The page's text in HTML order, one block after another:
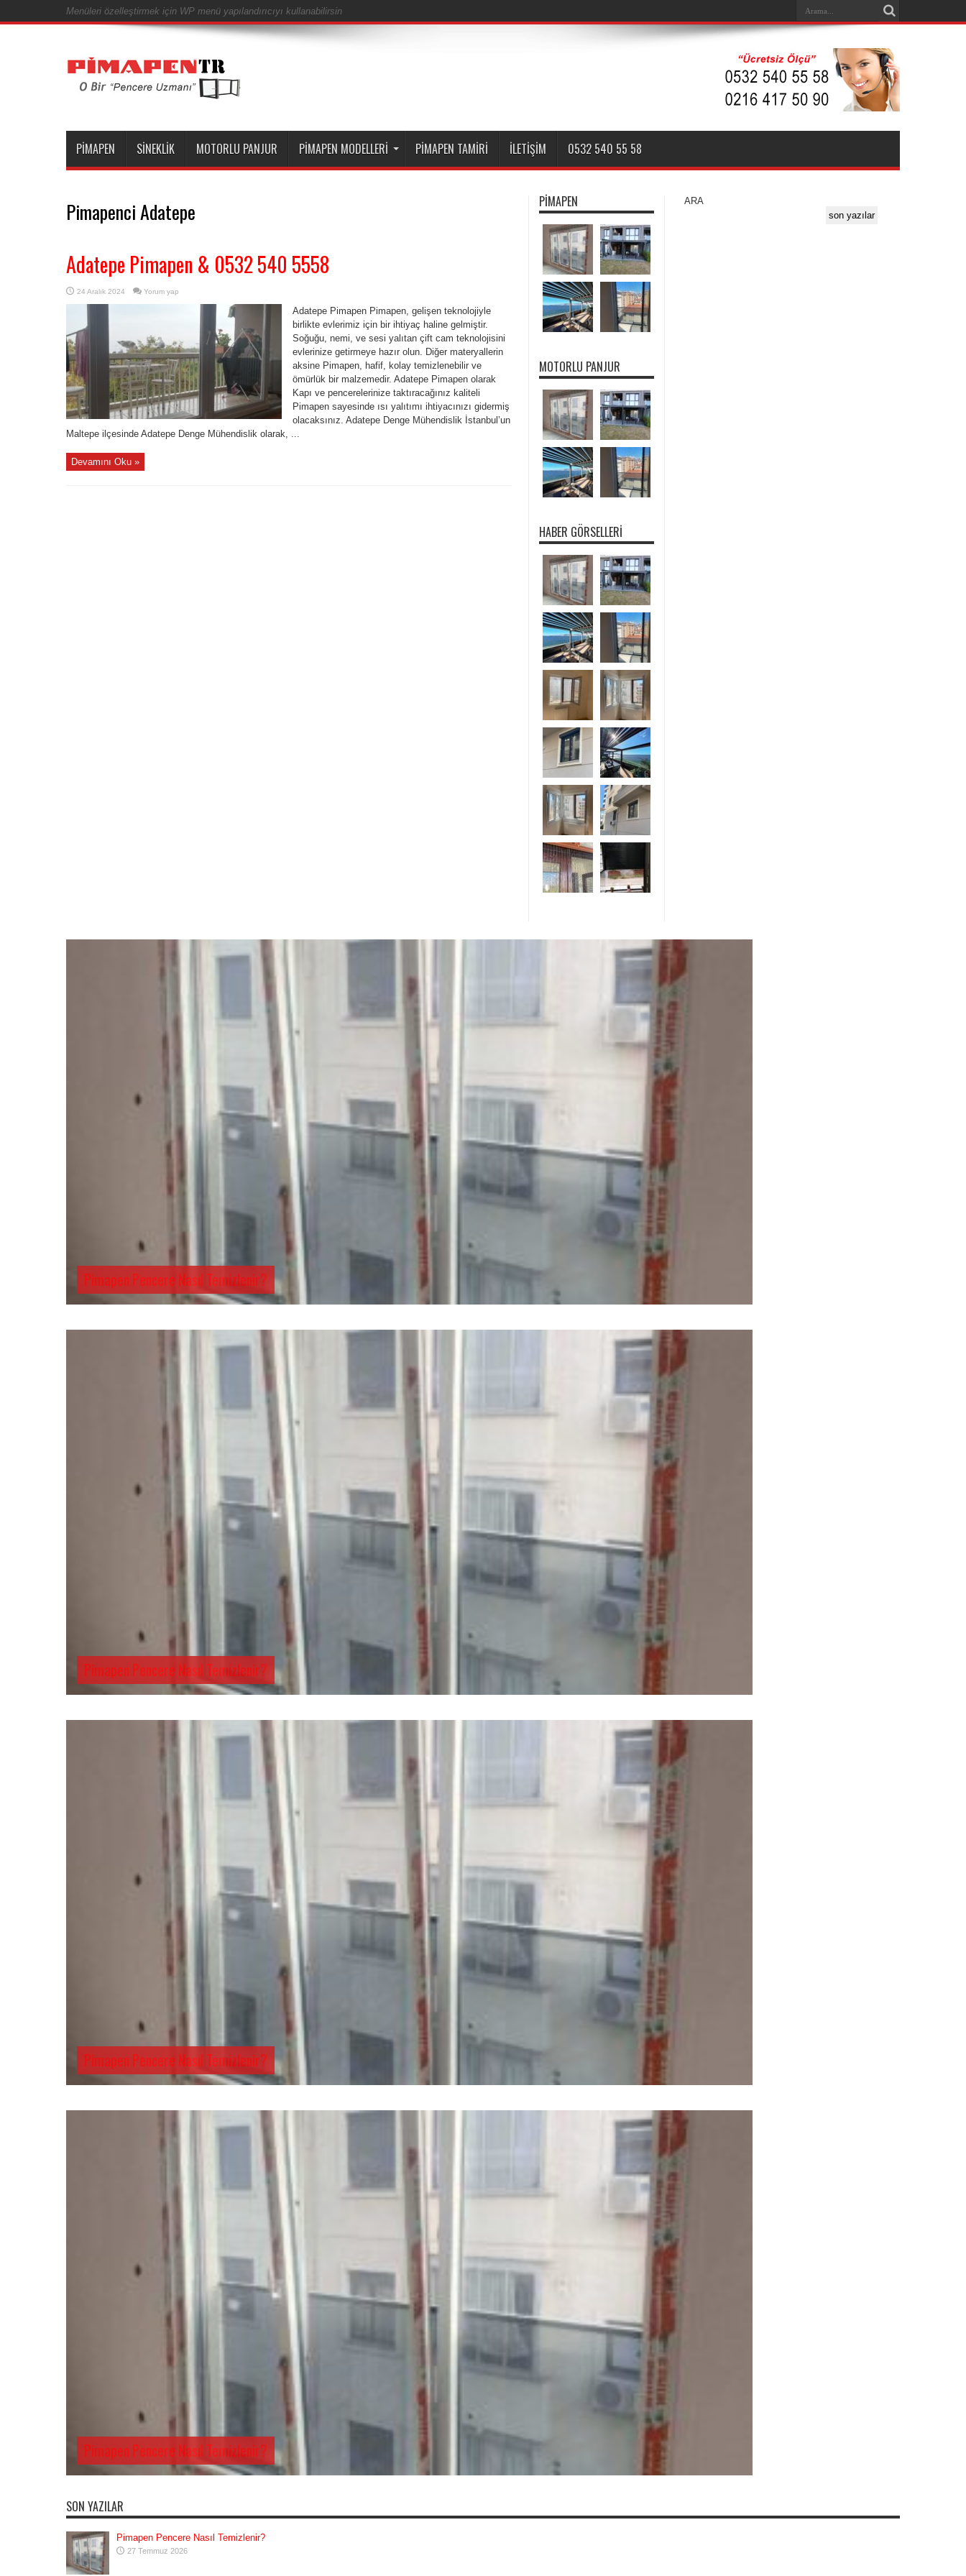
Menüleri özelleştirmek için WP menü yapılandırıcıyı kullanabilirsin
PIMAPEN SINEKLIK MOTORLU PANJUR PIMAPEN MODELLERI PIMAPEN TAMIRI İLETIŞIM 0532 540 55 58
Pimapenci Adatepe
Adatepe Pimapen & 0532 540 5558
24 Aralık 2024 Yorum yap
Adatepe Pimapen Pimapen, gelişen teknolojiyle
birlikte evlerimiz için bir ihtiyaç haline gelmiştir.
Soğuğu, nemi, ve sesi yalıtan çift cam teknolojisini
evlerinize getirmeye hazır olun. Diğer materyallerin
aksine Pimapen, hafif, kolay temizlenebilir ve
ömürlük bir malzemedir. Adatepe Pimapen olarak
Kapı ve pencerelerinize taktıracağınız kaliteli
Pimapen sayesinde ısı yalıtımı ihtiyacınızı gidermiş
olacaksınız. Adatepe Denge Mühendislik İstanbul’un
Maltepe ilçesinde Adatepe Denge Mühendislik olarak, ...
Devamını Oku »
PIMAPEN
MOTORLU PANJUR
HABER GÖRSELLERI
ARA
son yazılar
Pimapen Pencere Nasıl Temizlenir?
Pimapen Pencere Nasıl Temizlenir?
Pimapen Pencere Nasıl Temizlenir?
Pimapen Pencere Nasıl Temizlenir?
SON YAZILAR
Pimapen Pencere Nasıl Temizlenir?
27 Temmuz 2026